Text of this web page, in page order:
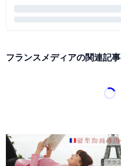
フランスメディアの関連記事